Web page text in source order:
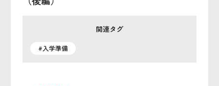
関連タグ
#入学準備